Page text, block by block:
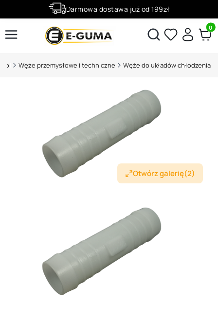
Darmowa dostawa już od 199zł
Rabaty -50% na wybrane produktyOtwórz wyszukiwarkę
Węże przemysłowe i techniczne Węże do układów chłodzenia
Otwórz galerię(2)